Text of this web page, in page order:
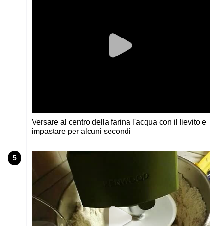
Versare al centro della farina l'acqua con il lievito e
impastare per alcuni secondi
5